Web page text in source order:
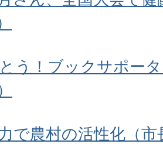
う！ブックサポー
で農村の活性化（市